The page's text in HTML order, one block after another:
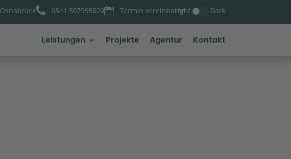
Osnabrück 0541 507995020 Termin vereinbaren
Light Dark
Leistungen Projekte Agentur Kontakt